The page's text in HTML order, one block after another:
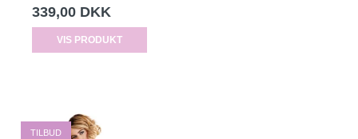
339,00 DKK
VIS PRODUKT
TILBUD